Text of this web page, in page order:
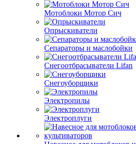
Мотоблоки Мотор Сич
Опрыскиватели
Сепараторы и маслобойки
Снегоотбрасыватели Lifan
Снегоуборщики
Электропилы
Электроплуги